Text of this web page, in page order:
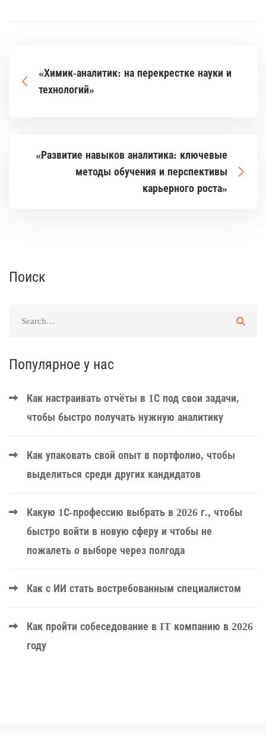
«Химик-аналитик: на перекрестке науки и
технологий»
«Развитие навыков аналитика: ключевые
методы обучения и перспективы
карьерного роста»
Поиск
Популярное у нас
Как настраивать отчёты в 1С под свои задачи,
чтобы быстро получать нужную аналитику
Как упаковать свой опыт в портфолио, чтобы
выделиться среди других кандидатов
Какую 1С-профессию выбрать в 2026 г., чтобы
быстро войти в новую сферу и чтобы не
пожалеть о выборе через полгода
Как с ИИ стать востребованным специалистом
Как пройти собеседование в IT компанию в 2026
году